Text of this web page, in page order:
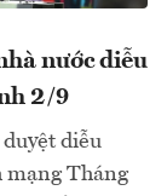
nước diễu
2/9
diễu
mạng Tháng